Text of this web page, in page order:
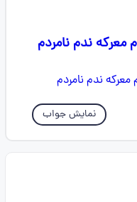
معرکه ندم نامردم
نمایش جواب